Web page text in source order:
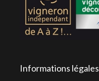
Informations légales